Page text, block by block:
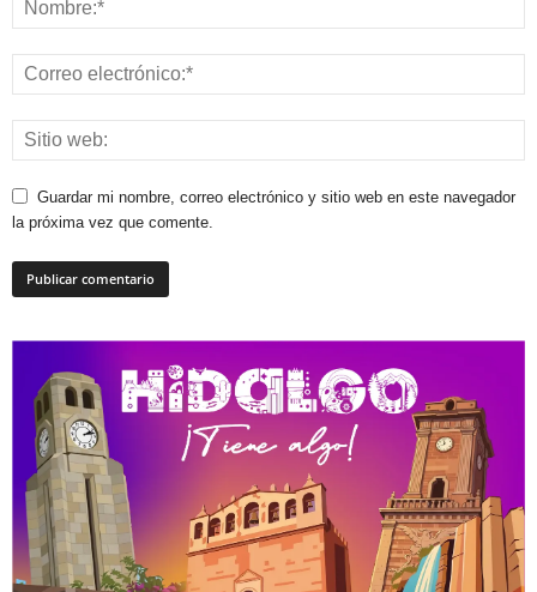
Guardar mi nombre, correo electrónico y sitio web en este navegador
la próxima vez que comente.